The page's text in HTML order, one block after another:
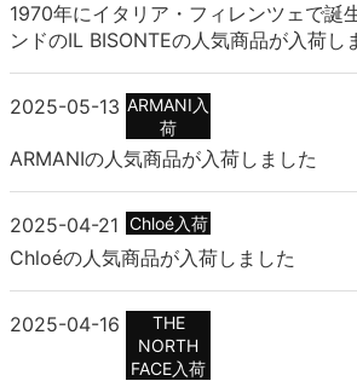
1970年にイタリア・フィレンツェで誕
ンドのIL BISONTEの人気商品が入荷し
2025-05-13 ARMANI入
荷
ARMANIの人気商品が入荷しました
2025-04-21 Chloé入荷
Chloéの人気商品が入荷しました
2025-04-16
THE
NORTH
FACE入荷